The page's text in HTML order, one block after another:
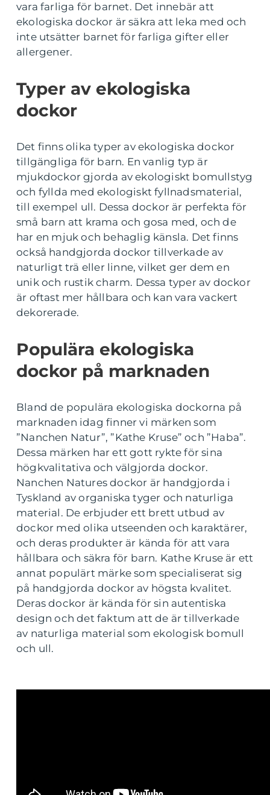
vara farliga för barnet. Det innebär att
ekologiska dockor är säkra att leka med och
inte utsätter barnet för farliga gifter eller
allergener.
Typer av ekologiska
dockor
Det finns olika typer av ekologiska dockor
tillgängliga för barn. En vanlig typ är
mjukdockor gjorda av ekologiskt bomullstyg
och fyllda med ekologiskt fyllnadsmaterial,
till exempel ull. Dessa dockor är perfekta för
små barn att krama och gosa med, och de
har en mjuk och behaglig känsla. Det finns
också handgjorda dockor tillverkade av
naturligt trä eller linne, vilket ger dem en
unik och rustik charm. Dessa typer av dockor
är oftast mer hållbara och kan vara vackert
dekorerade.
Populära ekologiska
dockor på marknaden
Bland de populära ekologiska dockorna på
marknaden idag finner vi märken som
”Nanchen Natur”, ”Kathe Kruse” och ”Haba”.
Dessa märken har ett gott rykte för sina
högkvalitativa och välgjorda dockor.
Nanchen Natures dockor är handgjorda i
Tyskland av organiska tyger och naturliga
material. De erbjuder ett brett utbud av
dockor med olika utseenden och karaktärer,
och deras produkter är kända för att vara
hållbara och säkra för barn. Kathe Kruse är ett
annat populärt märke som specialiserat sig
på handgjorda dockor av högsta kvalitet.
Deras dockor är kända för sin autentiska
design och det faktum att de är tillverkade
av naturliga material som ekologisk bomull
och ull.